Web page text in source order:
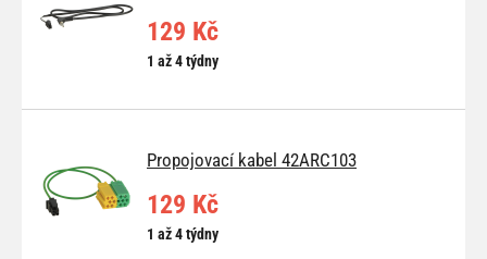
129 Kč
1 až 4 týdny
Propojovací kabel 42ARC103
129 Kč
1 až 4 týdny